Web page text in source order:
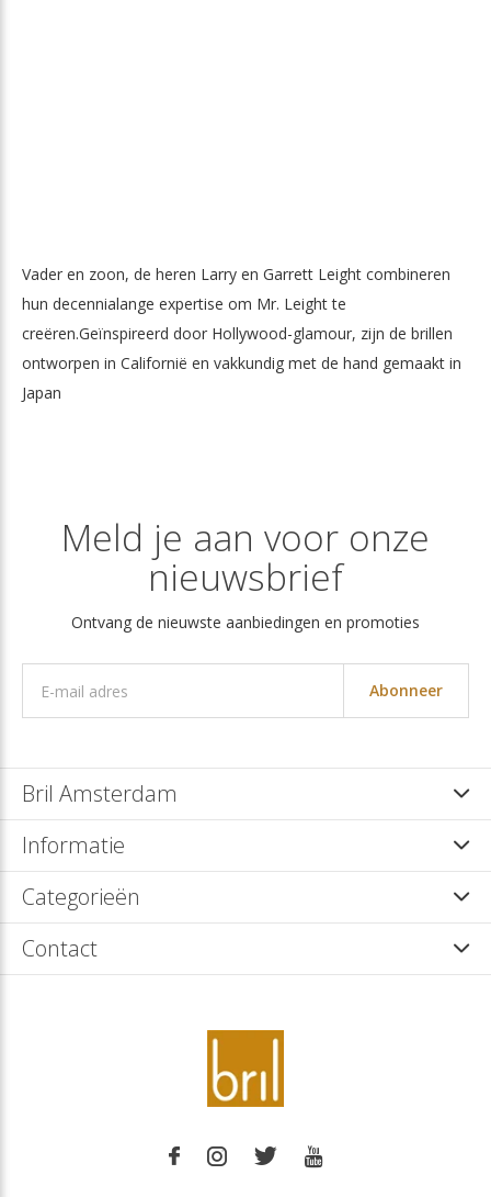
Vader en zoon, de heren Larry en Garrett Leight combineren
hun decennialange expertise om Mr. Leight te
creëren.Geïnspireerd door Hollywood-glamour, zijn de brillen
ontworpen in Californië en vakkundig met de hand gemaakt in
Japan
Meld je aan voor onze
nieuwsbrief
Ontvang de nieuwste aanbiedingen en promoties
Abonneer
Bril Amsterdam
Informatie
Categorieën
Contact